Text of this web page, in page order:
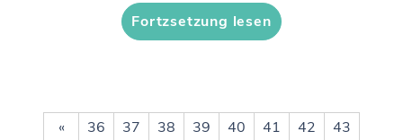
Fortzsetzung lesen
« 36 37 38 39 40 41 42
43